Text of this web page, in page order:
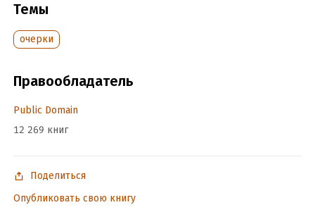
Дата написания:
Объем:88885
Время на чтение:
Темы
очерки
Правообладатель
Public Domain
12 269 книг
Поделиться
Опубликовать свою книгу